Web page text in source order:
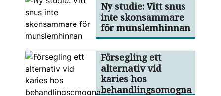
Ny studie: Vitt snus
inte skonsammare
för munslemhinnan
Försegling ett
alternativ vid
karies hos
behandlingsomogna